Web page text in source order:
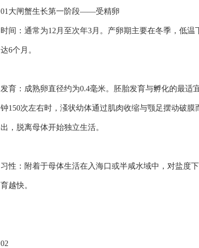
01 大闸蟹生长第一阶段——受精卵
时间：通常为12月至次年3月。产卵期主要在冬季，低
达6个月。
发育：成熟卵直径约为0.4毫米。胚胎发育与孵化的最
钟150次左右时，溞状幼体通过肌肉收缩与颚足摆动破
出，脱离母体开始独立生活。
习性：附着于母体生活在入海口或半咸水域中，对盐度
育越快。
02